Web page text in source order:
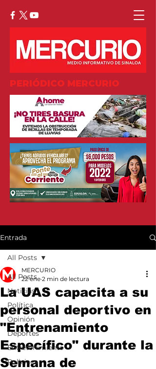
PERIÓDICO MERCURIO
Entrada
All Posts
Noticias
Política
Opinión
Deportes
Entretenimiento
Policiaca
All Posts
La UAS capacita a su
personal deportivo en
"Entrenamiento
Específico" durante la
Semana de
MERCURIO
22 ene 2 min de lectura